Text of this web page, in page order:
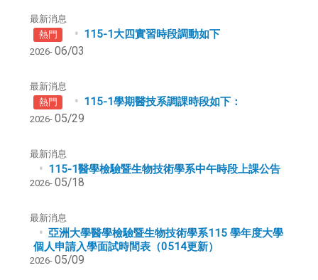
最新消息
熱門
115-1大四實習時段調動如下
2026- 06/03
最新消息
熱門
115-1學期醫技系調課時段如下：
2026- 05/29
最新消息
115-1醫學檢驗暨生物技術學系中午時段上課公告
2026- 05/18
最新消息
亞洲⼤學醫學檢驗暨⽣物技術學系115 學年度⼤學
個⼈申請⼊學面試時間表（0514更新）
2026- 05/09